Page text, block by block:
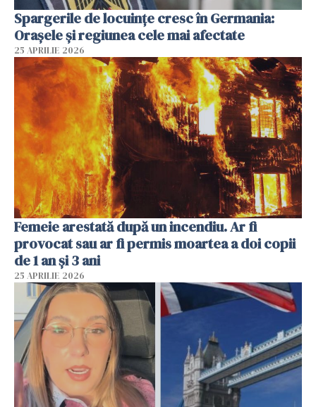
Spargerile de locuințe cresc în Germania:
Orașele și regiunea cele mai afectate
25 APRILIE 2026
Femeie arestată după un incendiu. Ar fi
provocat sau ar fi permis moartea a doi copii
de 1 an și 3 ani
25 APRILIE 2026